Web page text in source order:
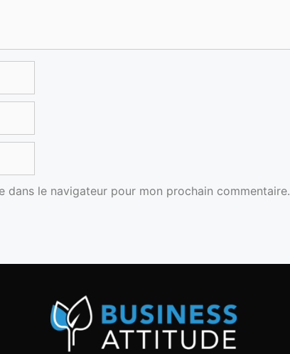
dans le navigateur pour mon prochain commentaire.